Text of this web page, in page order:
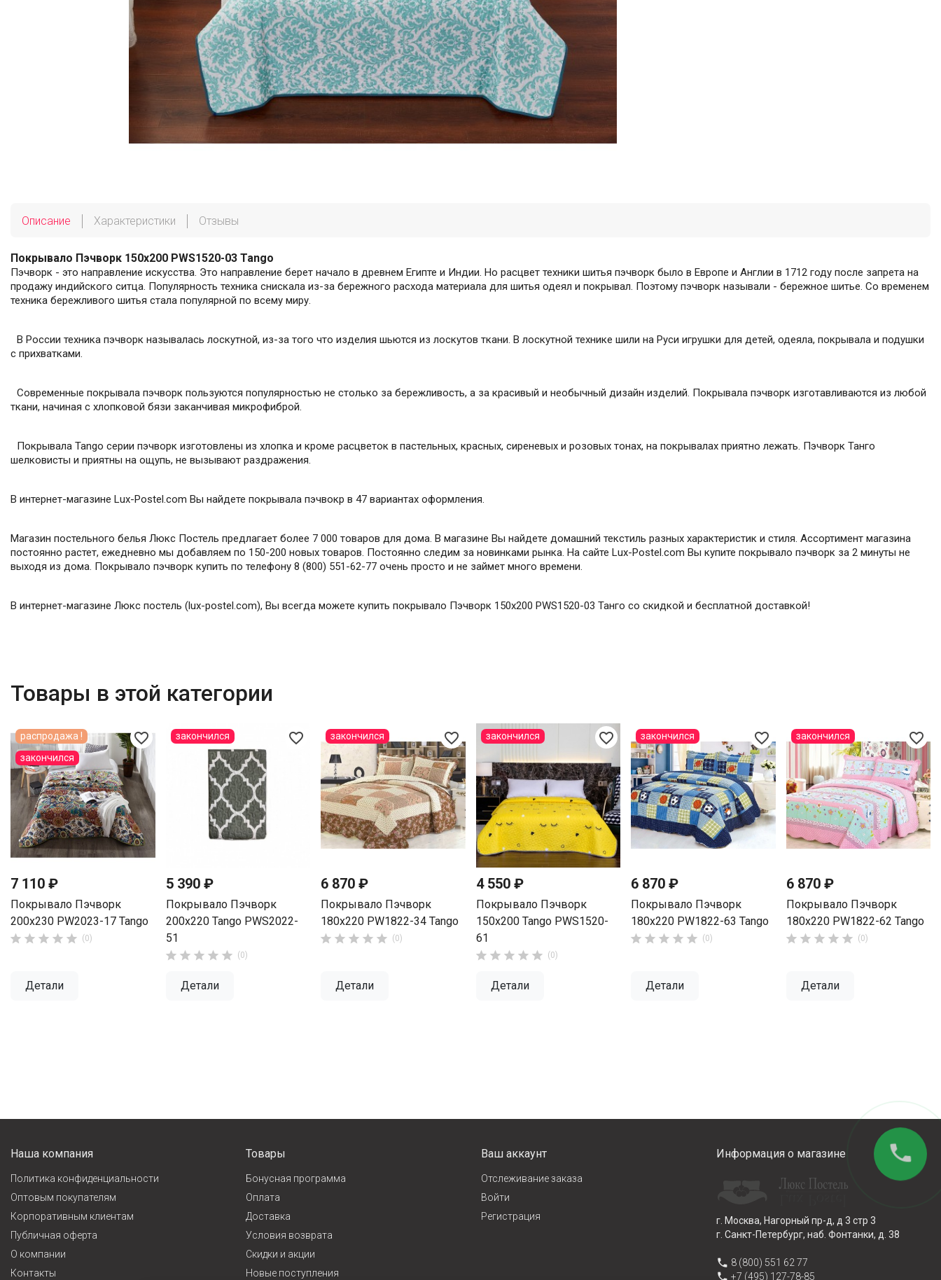
Описание Характеристики Отзывы
Покрывало Пэчворк 150х200 PWS1520-03 Tango
Пэчворк - это направление искусства. Это направление берет начало в древнем Египте и Индии. Но расцвет техники шитья пэчворк было в Европе и Англии в 1712 году после запрета на
продажу индийского ситца. Популярность техника снискала из-за бережного расхода материала для шитья одеял и покрывал. Поэтому пэчворк называли - бережное шитье. Со временем
техника бережливого шитья стала популярной по всему миру.
В России техника пэчворк называлась лоскутной, из-за того что изделия шьются из лоскутов ткани. В лоскутной технике шили на Руси игрушки для детей, одеяла, покрывала и подушки
с прихватками.
Современные покрывала пэчворк пользуются популярностью не столько за бережливость, а за красивый и необычный дизайн изделий. Покрывала пэчворк изготавливаются из любой
ткани, начиная с хлопковой бязи заканчивая микрофиброй.
Покрывала Tango серии пэчворк изготовлены из хлопка и кроме расцветок в пастельных, красных, сиреневых и розовых тонах, на покрывалах приятно лежать. Пэчворк Танго
шелковисты и приятны на ощупь, не вызывают раздражения.
В интернет-магазине Lux-Postel.com Вы найдете покрывала пэчвокр в 47 вариантах оформления.
Магазин постельного белья Люкс Постель предлагает более 7 000 товаров для дома. В магазине Вы найдете домашний текстиль разных характеристик и стиля. Ассортимент магазина
постоянно растет, ежедневно мы добавляем по 150-200 новых товаров. Постоянно следим за новинками рынка. На сайте Lux-Postel.com Вы купите покрывало пэчворк за 2 минуты не
выходя из дома. Покрывало пэчворк купить по телефону 8 (800) 551-62-77 очень просто и не займет много времени.
В интернет-магазине Люкс постель (lux-postel.com), Вы всегда можете купить покрывало Пэчворк 150х200 PWS1520-03 Танго со скидкой и бесплатной доставкой!
Товары в этой категории
favorite_border
7 110 ₽
Покрывало Пэчворк
200х230 PW2023-17 Tango
     (0)
Детали
распродажа !
закончился
favorite_border
5 390 ₽
Покрывало Пэчворк
200х220 Tango PWS2022-
51
     (0)
Детали
закончился favorite_border
6 870 ₽
Покрывало Пэчворк
180х220 PW1822-34 Tango
     (0)
Детали
закончился favorite_border
4 550 ₽
Покрывало Пэчворк
150х200 Tango PWS1520-
61
     (0)
Детали
закончился favorite_border
6 870 ₽
Покрывало Пэчворк
180х220 PW1822-63 Tango
     (0)
Детали
закончился favorite_border
6 870 ₽
Покрывало Пэчворк
180х220 PW1822-62 Tango
     (0)
Детали
закончился
Наша компания
Политика конфиденциальности
Оптовым покупателям
Корпоративным клиентам
Публичная оферта
О компании
Контакты
Товары
Бонусная программа
Оплата
Доставка
Условия возврата
Cкидки и акции
Новые поступления
Ваш аккаунт
Отслеживание заказа
Войти
Регистрация
Информация о магазине
г. Москва, Нагорный пр-д, д 3 стр 3
г. Санкт-Петербург, наб. Фонтанки, д. 38
phone 8 (800) 551 62 77
phone +7 (495) 127-78-85
phone